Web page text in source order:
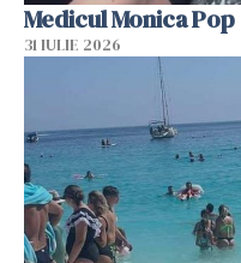
Medicul Monica Pop
31 IULIE 2026